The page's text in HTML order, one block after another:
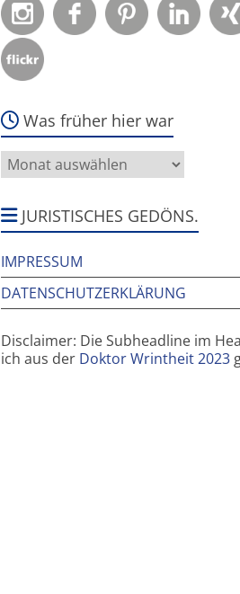
Was früher hier war
Was
früher
warJURISTISCHES GEDÖNS.
IMPRESSUM
DATENSCHUTZERKLÄRUNG
Disclaimer: Die Subheadline im
ich aus der Doktor Wrintheit 2023